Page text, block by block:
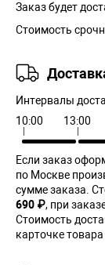
Заказ будет
Стоимость
Интервалы
10:00
13:00
Если заказ
по Москве
сумме заказа.
690 ₽, при
Стоимость
карточке товара